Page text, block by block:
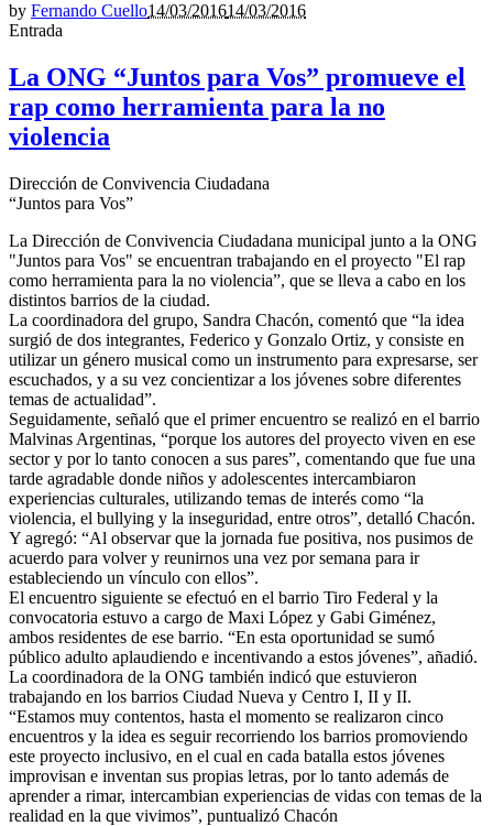
by Fernando Cuello14/03/201614/03/2016
Entrada
La ONG “Juntos para Vos” promueve el
rap como herramienta para la no
violencia
Dirección de Convivencia Ciudadana
“Juntos para Vos”
La Dirección de Convivencia Ciudadana municipal junto a la ONG
"Juntos para Vos" se encuentran trabajando en el proyecto "El rap
como herramienta para la no violencia”, que se lleva a cabo en los
distintos barrios de la ciudad.
La coordinadora del grupo, Sandra Chacón, comentó que “la idea
surgió de dos integrantes, Federico y Gonzalo Ortiz, y consiste en
utilizar un género musical como un instrumento para expresarse, ser
escuchados, y a su vez concientizar a los jóvenes sobre diferentes
temas de actualidad”.
Seguidamente, señaló que el primer encuentro se realizó en el barrio
Malvinas Argentinas, “porque los autores del proyecto viven en ese
sector y por lo tanto conocen a sus pares”, comentando que fue una
tarde agradable donde niños y adolescentes intercambiaron
experiencias culturales, utilizando temas de interés como “la
violencia, el bullying y la inseguridad, entre otros”, detalló Chacón.
Y agregó: “Al observar que la jornada fue positiva, nos pusimos de
acuerdo para volver y reunirnos una vez por semana para ir
estableciendo un vínculo con ellos”.
El encuentro siguiente se efectuó en el barrio Tiro Federal y la
convocatoria estuvo a cargo de Maxi López y Gabi Giménez,
ambos residentes de ese barrio. “En esta oportunidad se sumó
público adulto aplaudiendo e incentivando a estos jóvenes”, añadió.
La coordinadora de la ONG también indicó que estuvieron
trabajando en los barrios Ciudad Nueva y Centro I, II y II.
“Estamos muy contentos, hasta el momento se realizaron cinco
encuentros y la idea es seguir recorriendo los barrios promoviendo
este proyecto inclusivo, en el cual en cada batalla estos jóvenes
improvisan e inventan sus propias letras, por lo tanto además de
aprender a rimar, intercambian experiencias de vidas con temas de la
realidad en la que vivimos”, puntualizó Chacón